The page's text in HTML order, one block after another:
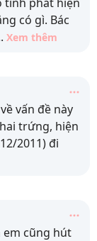
có gì. Bác
Xem thêm
vấn đề này
trứng, hiện
2011) đi
em cũng hút